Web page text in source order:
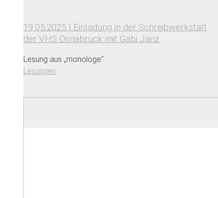
19.05.2025 | Einladung in der Schreibwerkstatt
der VHS Osnabrück mit Gabi Janz
Lesung aus „monologe"
Lesungen